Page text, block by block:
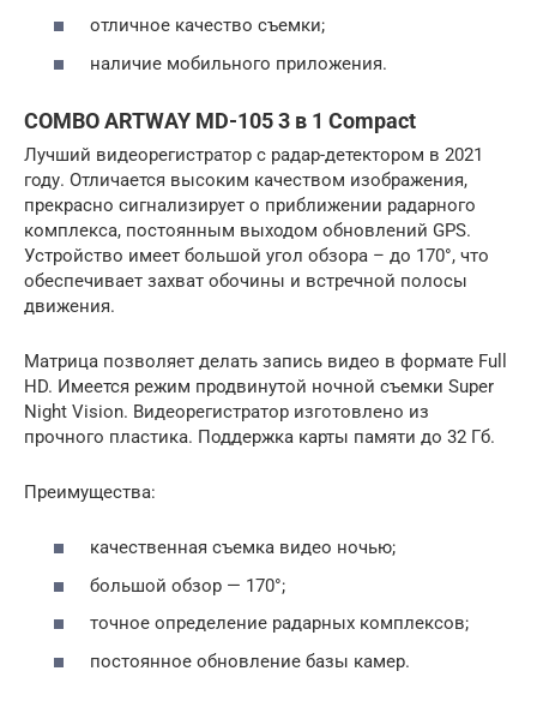
отличное качество съемки;
наличие мобильного приложения.
COMBO ARTWAY MD-105 3 в 1 Compact
Лучший видеорегистратор с радар-детектором в 2021
году. Отличается высоким качеством изображения,
прекрасно сигнализирует о приближении радарного
комплекса, постоянным выходом обновлений GPS.
Устройство имеет большой угол обзора – до 170°, что
обеспечивает захват обочины и встречной полосы
движения.
Матрица позволяет делать запись видео в формате Full
HD. Имеется режим продвинутой ночной съемки Super
Night Vision. Видеорегистратор изготовлено из
прочного пластика. Поддержка карты памяти до 32 Гб.
Преимущества:
качественная съемка видео ночью;
большой обзор — 170°;
точное определение радарных комплексов;
постоянное обновление базы камер.